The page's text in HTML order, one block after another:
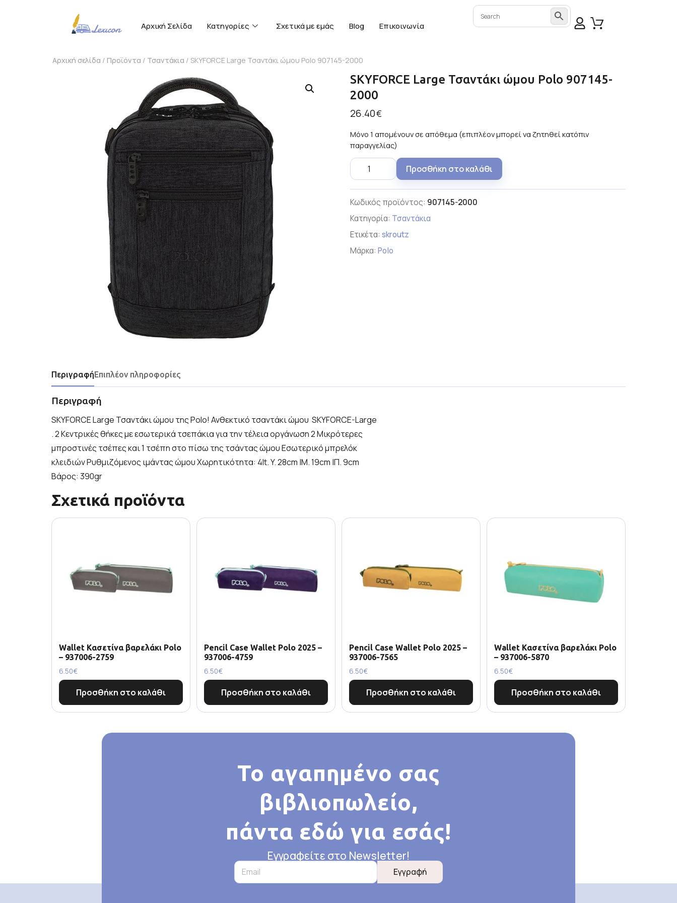
Αρχική Σελίδα Κατηγορίες Σχετικά με εμάς Blog Επικοινωνία
Αρχική σελίδα / Προϊόντα / Τσαντάκια / SKYFORCE Large Τσαντάκι ώμου Polo 907145-2000
SKYFORCE Large Τσαντάκι ώμου Polo 907145-
2000
26.40€
Μόνο 1 απομένουν σε απόθεμα (επιπλέον μπορεί να ζητηθεί κατόπιν
παραγγελίας)
Προσθήκη στο καλάθι
Κωδικός προϊόντος: 907145-2000
Κατηγορία: Τσαντάκια
Ετικέτα: skroutz
Μάρκα: Polo
ΠεριγραφήΕπιπλέον πληροφορίες
Περιγραφή
SKYFORCE Large Τσαντάκι ώμου της Polo! Ανθεκτικό τσαντάκι ώμου SKYFORCE-Large
. 2 Κεντρικές θήκες με εσωτερικά τσεπάκια για την τέλεια οργάνωση 2 Μικρότερες
μπροστινές τσέπες και 1 τσέπη στο πίσω της τσάντας ώμου Εσωτερικό μπρελόκ
κλειδιών Ρυθμιζόμενος ιμάντας ώμου Χωρητικότητα: 4lt. Y. 28cm |Μ. 19cm |Π. 9cm
Βάρος: 390gr
Σχετικά προϊόντα
Wallet Κασετίνα βαρελάκι Polo
– 937006-2759
6.50€
Προσθήκη στο καλάθι
Pencil Case Wallet Polo 2025 –
937006-4759
6.50€
Προσθήκη στο καλάθι
Pencil Case Wallet Polo 2025 –
937006-7565
6.50€
Προσθήκη στο καλάθι
Wallet Κασετίνα βαρελάκι Polo
– 937006-5870
6.50€
Προσθήκη στο καλάθι
Το αγαπημένο σας
βιβλιοπωλείο,
πάντα εδώ για εσάς!
Εγγραφείτε στο Newsletter!
Εγγραφή